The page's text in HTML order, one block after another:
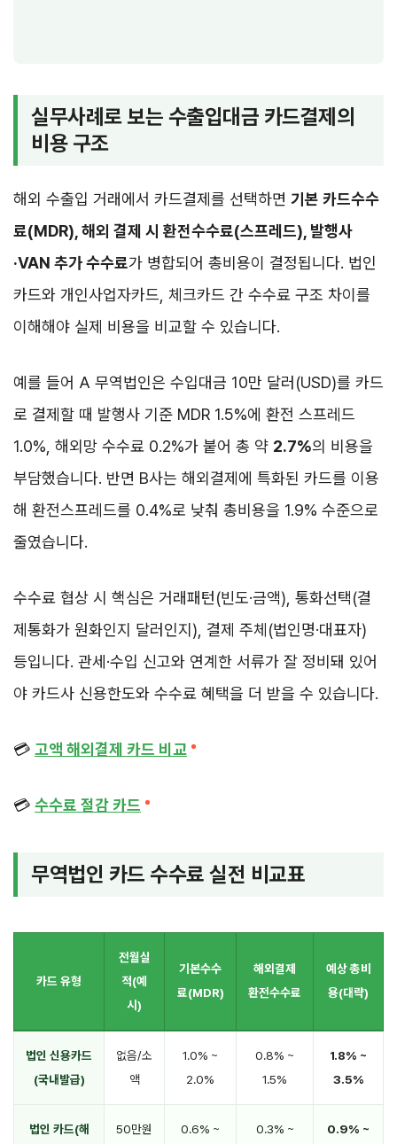
실무사례로 보는 수출입대금 카드결제의
비용 구조
해외 수출입 거래에서 카드결제를 선택하면 기본 카드수수
료(MDR), 해외 결제 시 환전수수료(스프레드), 발행사
·VAN 추가 수수료가 병합되어 총비용이 결정됩니다. 법인
카드와 개인사업자카드, 체크카드 간 수수료 구조 차이를
이해해야 실제 비용을 비교할 수 있습니다.
예를 들어 A 무역법인은 수입대금 10만 달러(USD)를 카드
로 결제할 때 발행사 기준 MDR 1.5%에 환전 스프레드
1.0%, 해외망 수수료 0.2%가 붙어 총 약 2.7%의 비용을
부담했습니다. 반면 B사는 해외결제에 특화된 카드를 이용
해 환전스프레드를 0.4%로 낮춰 총비용을 1.9% 수준으로
줄였습니다.
수수료 협상 시 핵심은 거래패턴(빈도·금액), 통화선택(결
제통화가 원화인지 달러인지), 결제 주체(법인명·대표자)
등입니다. 관세·수입 신고와 연계한 서류가 잘 정비돼 있어
야 카드사 신용한도와 수수료 혜택을 더 받을 수 있습니다.
💳 고액 해외결제 카드 비교
💳 수수료 절감 카드
무역법인 카드 수수료 실전 비교표
카드 유형
전월실
적(예
시)
기본수수
료(MDR)
해외결제
환전수수료
예상 총비
용(대략)
법인 신용카드
(국내발급)
없음/소
액
1.0% ~
2.0%
0.8% ~
1.5%
1.8% ~
3.5%
법인 카드(해 50만원 0.6% ~ 0.3% ~ 0.9% ~